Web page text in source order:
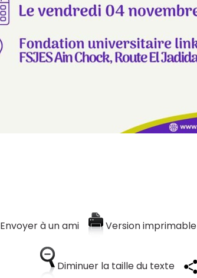
Envoyer à un ami Version imprimable
Diminuer la taille du texte